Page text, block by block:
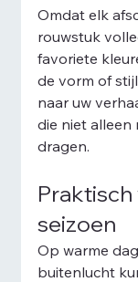
Omdat elk
rouwstuk
favoriete
de vorm of
naar uw
die niet alleen
dragen.
seizoen
Op warme
buitenlucht